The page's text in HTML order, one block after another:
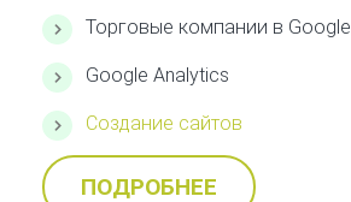
Торговые компании в Google
Google Analytics
Создание сайтов
ПОДРОБНЕЕ